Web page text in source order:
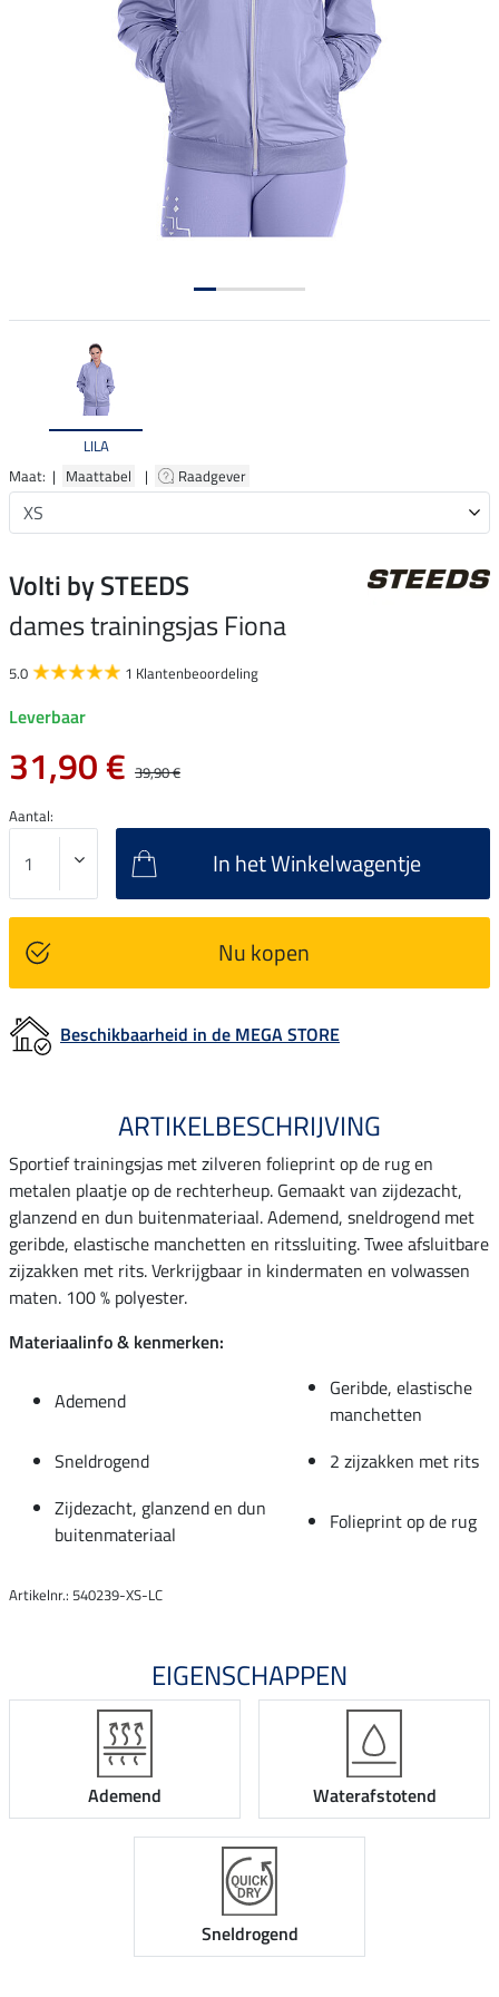
LILA
Maat: | Maattabel | Raadgever
Volti by STEEDS
dames trainingsjas Fiona
5.0 1 Klantenbeoordeling
Leverbaar
31,90 € 39,90 €
Aantal:
In het Winkelwagentje
Nu kopen
Beschikbaarheid in de MEGA STORE
ARTIKELBESCHRIJVING
Sportief trainingsjas met zilveren folieprint op de rug en
metalen plaatje op de rechterheup. Gemaakt van zijdezacht,
glanzend en dun buitenmateriaal. Ademend, sneldrogend met
geribde, elastische manchetten en ritssluiting. Twee afsluitbare
zijzakken met rits. Verkrijgbaar in kindermaten en volwassen
maten. 100 % polyester.
Materiaalinfo & kenmerken:
Ademend
Geribde, elastische
manchetten
Sneldrogend
2 zijzakken met rits
Zijdezacht, glanzend en dun
buitenmateriaal
Folieprint op de rug
Artikelnr.: 540239-XS-LC
EIGENSCHAPPEN
Ademend Waterafstotend
Sneldrogend